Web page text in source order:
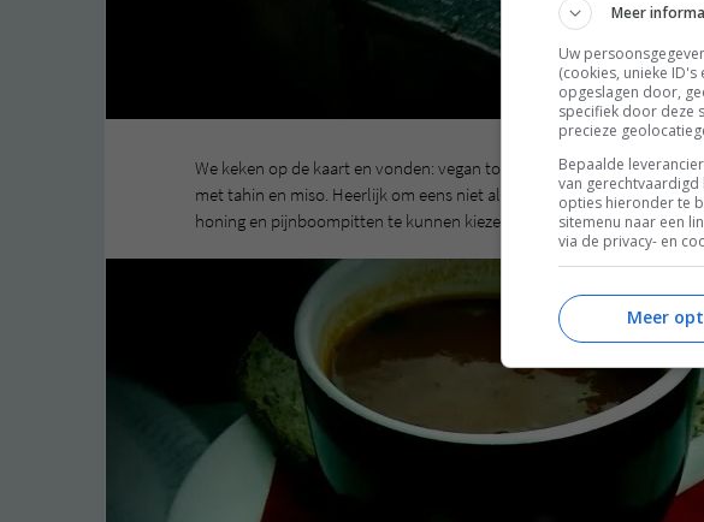
We keken op de kaart en vonden: vegan tomaten-groente soep
met tahin en miso. Heerlijk om eens niet alleen maar tussen
honing en pijnboompitten te kunnen kiezen.
Meer
Uw
(cookies, unieke
opgeslagen door,
specifiek door deze
precieze
Bepaalde
van
opties hieronder te
sitemenu naar een
via de privacy- en
Meer